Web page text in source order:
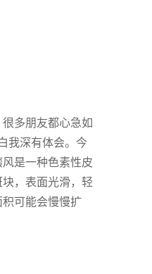
多朋友都心急如
我深有体会。今
是一种色素性皮
，表面光滑，轻
可能会慢慢扩